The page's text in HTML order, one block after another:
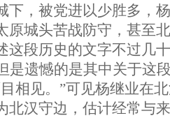
，被党进以少胜多，
城头苦战防守，甚至
段历史的文字不过几十
是遗憾的是其中关于这
相见。 ”可见杨继业在
汉守边，估计经常与